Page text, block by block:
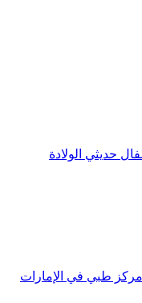
حديثي الولادة
طبي في الإمارات